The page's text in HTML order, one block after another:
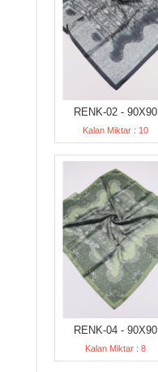
RENK-02 - 90X90
Kalan Miktar : 10
RENK-04 - 90X90
Kalan Miktar : 8